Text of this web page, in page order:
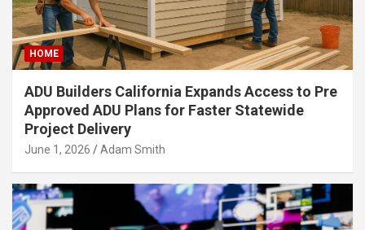
HOME
ADU Builders California Expands Access to Pre
Approved ADU Plans for Faster Statewide
Project Delivery
June 1, 2026 Adam Smith